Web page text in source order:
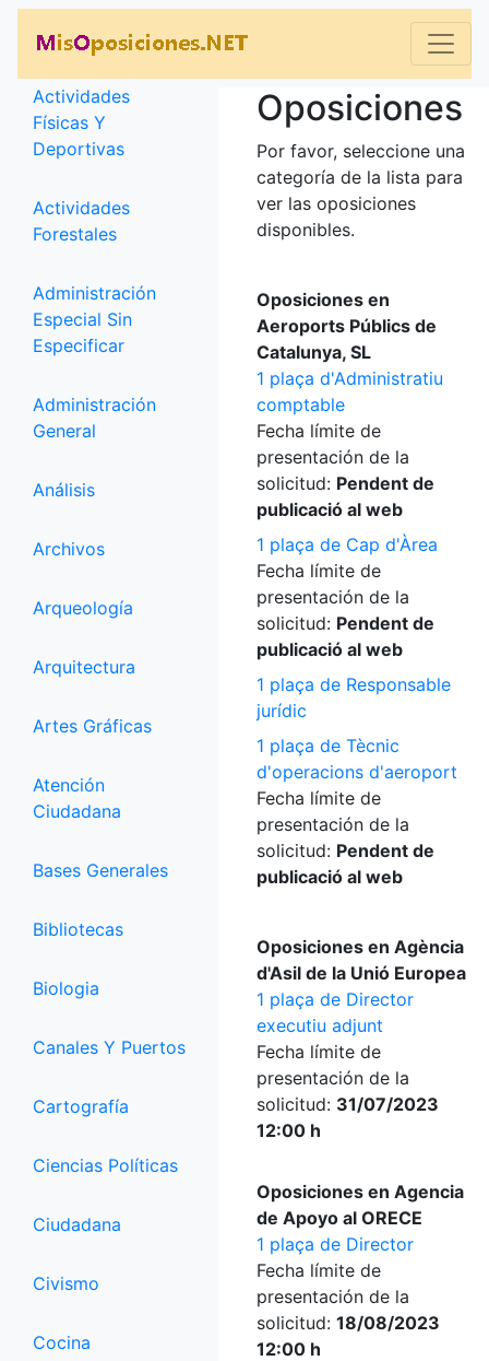
Categorías
Actividades
Físicas Y
Deportivas
Actividades
Forestales
Administración
Especial Sin
Especificar
Administración
General
Análisis
Archivos
Arqueología
Arquitectura
Artes Gráficas
Atención
Ciudadana
Bases Generales
Bibliotecas
Biologia
Canales Y Puertos
Cartografía
Ciencias Políticas
Ciudadana
Civismo
Cocina
Oposiciones
Por favor, seleccione una
categoría de la lista para
ver las oposiciones
disponibles.
Oposiciones en
Aeroports Públics de
Catalunya, SL
1 plaça d'Administratiu
comptable
Fecha límite de
presentación de la
solicitud: Pendent de
publicació al web
1 plaça de Cap d'Àrea
Fecha límite de
presentación de la
solicitud: Pendent de
publicació al web
1 plaça de Responsable
jurídic
1 plaça de Tècnic
d'operacions d'aeroport
Fecha límite de
presentación de la
solicitud: Pendent de
publicació al web
Oposiciones en Agència
d'Asil de la Unió Europea
1 plaça de Director
executiu adjunt
Fecha límite de
presentación de la
solicitud: 31/07/2023
12:00 h
Oposiciones en Agencia
de Apoyo al ORECE
1 plaça de Director
Fecha límite de
presentación de la
solicitud: 18/08/2023
12:00 h